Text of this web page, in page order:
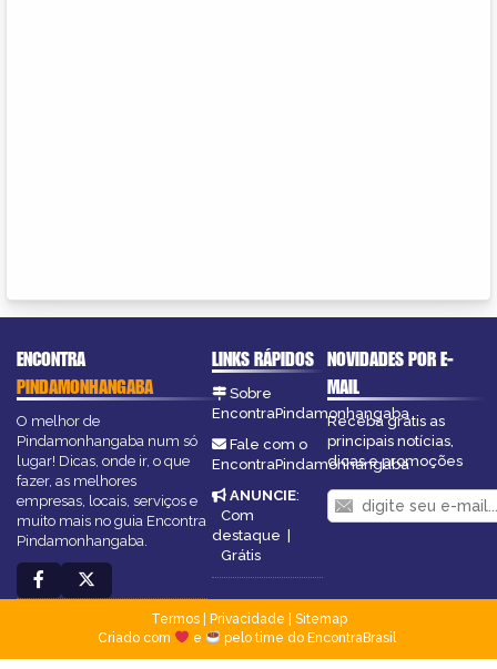
ENCONTRA
PINDAMONHANGABA
O melhor de
Pindamonhangaba num só
lugar! Dicas, onde ir, o que
fazer, as melhores
empresas, locais, serviços e
muito mais no guia Encontra
Pindamonhangaba.
LINKS RÁPIDOS
Sobre
EncontraPindamonhangaba
Fale com o
EncontraPindamonhangaba
ANUNCIE:
Com
destaque |
Grátis
NOVIDADES POR E-
MAIL
Receba grátis as
principais notícias,
dicas e promoções
Termos| Privacidade
Sitemap
Criado com
e pelo time do EncontraBrasil